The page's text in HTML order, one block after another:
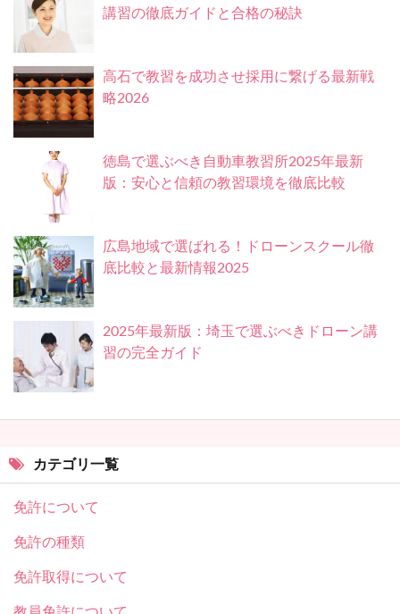
講習の徹底ガイドと合格の秘訣
高石で教習を成功させ採用に繋げる最新戦
略2026
徳島で選ぶべき自動車教習所2025年最新
版：安心と信頼の教習環境を徹底比較
広島地域で選ばれる！ドローンスクール徹
底比較と最新情報2025
2025年最新版：埼玉で選ぶべきドローン講
習の完全ガイド
カテゴリ一覧
免許について
免許の種類
免許取得について